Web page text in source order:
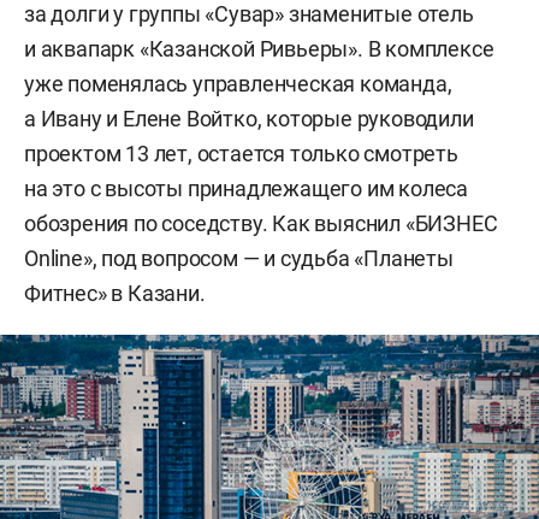
за долги у группы «Сувар» знаменитые отель
и аквапарк «Казанской Ривьеры». В комплексе
уже поменялась управленческая команда,
а Ивану и Елене Войтко, которые руководили
проектом 13 лет, остается только смотреть
на это с высоты принадлежащего им колеса
обозрения по соседству. Как выяснил «БИЗНЕС
Online», под вопросом — и судьба «Планеты
Фитнес» в Казани.